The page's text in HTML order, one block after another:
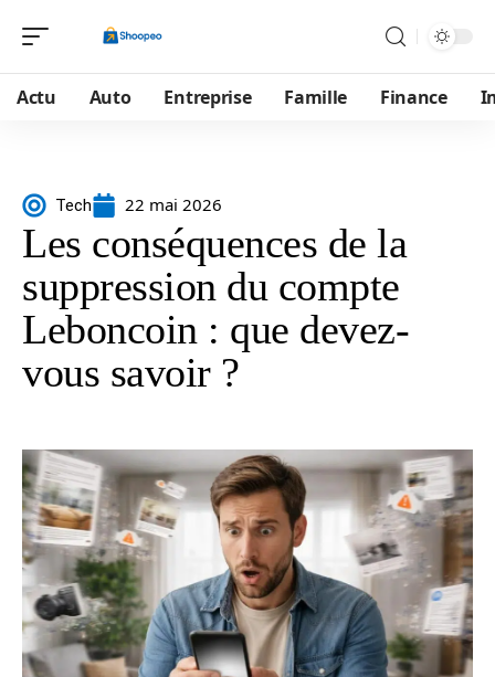
Actu Auto Entreprise Famille Finance
Tech 22 mai 2026
Les conséquences de la
suppression du compte
Leboncoin : que devez-
vous savoir ?